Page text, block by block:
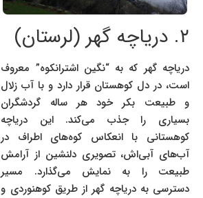
۲. دریاچه گهر (لرستان)
دریاچه گهر که به “نگین اشترانکوه” معروف
است، در دل کوهستان قرار دارد و با آب زلال
و طبیعت بکر خود هر ساله گردشگران
بسیاری را جذب می‌کند. این دریاچه
کوهستانی با انعکاس کوه‌های اطراف در
آب‌های آبی‌اش، تصویری دلنشین از آرامش
طبیعت را به نمایش می‌گذارد. مسیر
دسترسی به دریاچه گهر از طریق کوهنوردی و